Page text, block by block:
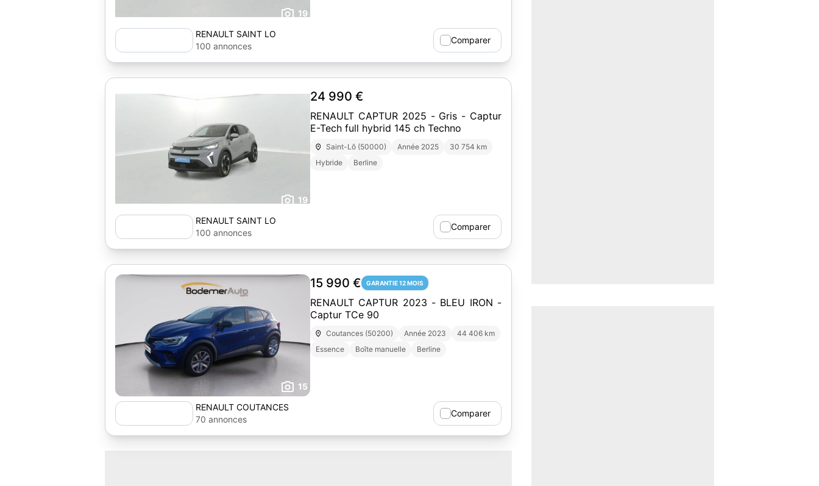
19
RENAULT SAINT LO
100 annonces
Comparer
19
24 990 €
RENAULT CAPTUR 2025 - Gris - Captur
E-Tech full hybrid 145 ch Techno
Saint-Lô (50000) Année 2025
30 754 km
Hybride
Berline
RENAULT SAINT LO
100 annonces
Comparer
15
15 990 € GARANTIE 12 MOIS
RENAULT CAPTUR 2023 - BLEU IRON -
Captur TCe 90
Coutances (50200) Année 2023
44 406 km
Essence
Boîte manuelle Berline
RENAULT COUTANCES
70 annonces
Comparer